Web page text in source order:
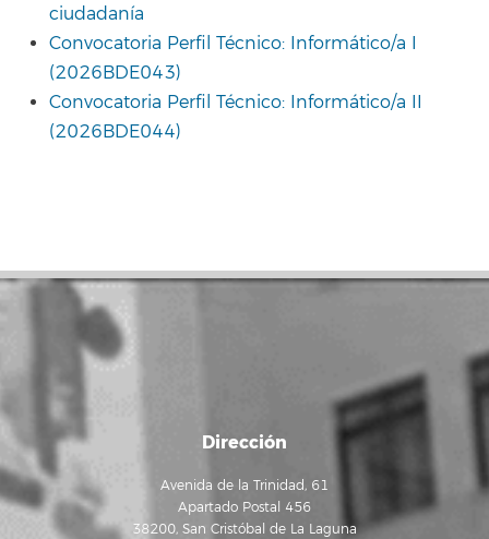
ciudadanía
Convocatoria Perfil Técnico: Informático/a I
(2026BDE043)
Convocatoria Perfil Técnico: Informático/a II
(2026BDE044)
Dirección
Avenida de la Trinidad, 61
Apartado Postal 456
38200, San Cristóbal de La Laguna